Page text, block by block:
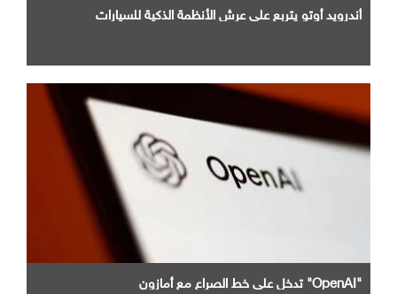
أندرويد أوتو يتربع علي عرش الأنظمة الذكية للسيارات
"OpenAI" تدخل علي خط الصراع مع أمازون